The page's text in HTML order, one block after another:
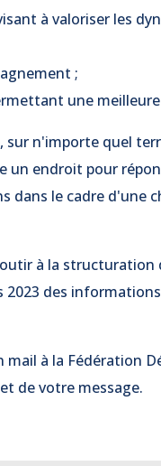
à valoriser les
;
une
n'importe quel
un endroit pour
dans le cadre d'une
à la structuration
des
à la Fédération
de votre message.